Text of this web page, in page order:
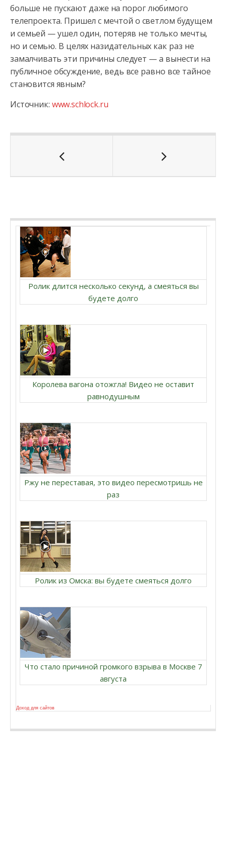
больше не пускают даже на порог любимого
телепроекта. Пришел с мечтой о светлом будущем
и семьей — ушел один, потеряв не только мечты,
но и семью. В целях назидательных как раз не
замалчивать эти причины следует — а вынести на
публичное обсуждение, ведь все равно все тайное
становится явным?
Источник: www.schlock.ru
Ролик длится несколько секунд, а смеяться вы
будете долго
Королева вагона отожгла! Видео не оставит
равнодушным
Ржу не переставая, это видео пересмотришь не
раз
Ролик из Омска: вы будете смеяться долго
Что стало причиной громкого взрыва в Москве 7
августа
Доход для сайтов